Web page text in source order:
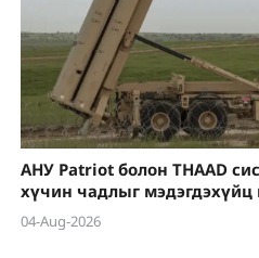
АНУ Patriot болон THAAD
хүчин чадлыг мэдэгдэхүйц
төлөвлөж байна
04-Aug-2026